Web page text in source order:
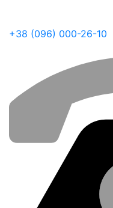
+38 (096) 000-26-10